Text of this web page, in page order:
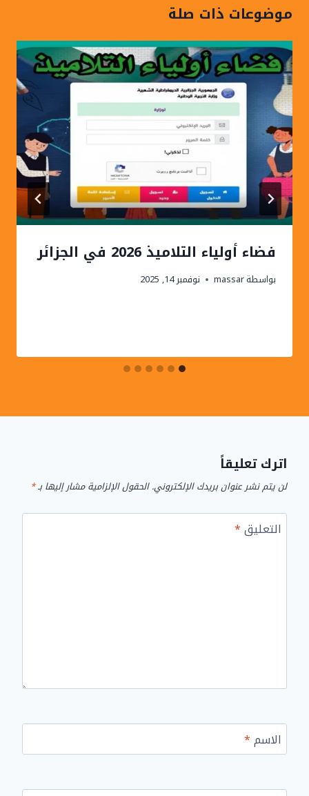
موضوعات ذات صلة
فضاء أولياء التلاميذ 2026 في الجزائر
بواسطةmassar نوفمبر 14, 2025
اترك تعليقاً
لن يتم نشر عنوان بريدك الإلكتروني. الحقول الإلزامية مشار إليها بـ*
التعليق*
الاسم*